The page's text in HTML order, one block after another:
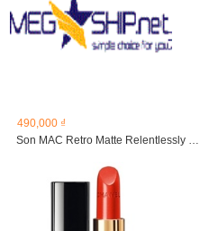
490,000 ₫